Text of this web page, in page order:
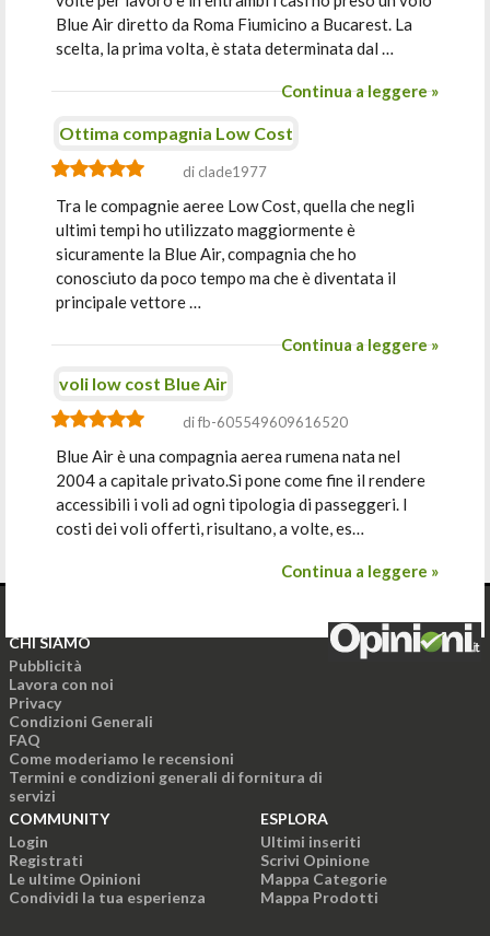
Blue Air diretto da Roma Fiumicino a Bucarest. La
scelta, la prima volta, è stata determinata dal …
Continua a leggere »
Ottima compagnia Low Cost
di clade1977
Tra le compagnie aeree Low Cost, quella che negli
ultimi tempi ho utilizzato maggiormente è
sicuramente la Blue Air, compagnia che ho
conosciuto da poco tempo ma che è diventata il
principale vettore …
Continua a leggere »
voli low cost Blue Air
di fb-605549609616520
Blue Air è una compagnia aerea rumena nata nel
2004 a capitale privato.Si pone come fine il rendere
accessibili i voli ad ogni tipologia di passeggeri. I
costi dei voli offerti, risultano, a volte, es…
Continua a leggere »
CHI SIAMO
Pubblicità
Lavora con noi
Privacy
Condizioni Generali
FAQ
Come moderiamo le recensioni
Termini e condizioni generali di fornitura di
servizi
COMMUNITY
Login
Registrati
Le ultime Opinioni
Condividi la tua esperienza
ESPLORA
Ultimi inseriti
Scrivi Opinione
Mappa Categorie
Mappa Prodotti